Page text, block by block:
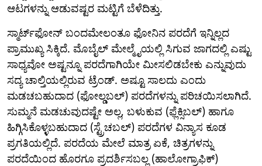
ಆಟಗಳನ್ನು ಆಡುವಷ್ಟರ ಮಟ್ಟಿಗೆ ಬೆಳೆದಿತ್ತು.
ಸ್ಮಾರ್ಟ್‌ಫೋನ್ ಬಂದಮೇಲಂತೂ ಫೋನಿನ ಪರದೆಗೆ ಇನ್ನಿಲ್ಲದ
ಪ್ರಾಮುಖ್ಯ ಸಿಕ್ಕಿದೆ. ಮೊಬೈಲ್ ಮೇಲ್ಮೈಯಲ್ಲಿ ಸಿಗುವ ಜಾಗದಲ್ಲಿ ಎಷ್ಟು
ಸಾಧ್ಯವೋ ಅಷ್ಟನ್ನೂ ಪರದೆಗಾಗಿಯೇ ಮೀಸಲಿಡಬೇಕು ಎನ್ನುವುದು
ಸದ್ಯ ಚಾಲ್ತಿಯಲ್ಲಿರುವ ಟ್ರೆಂಡ್. ಅಷ್ಟೂ ಸಾಲದು ಎಂದು
ಮಡಚಬಹುದಾದ (ಫೋಲ್ಡಬಲ್) ಪರದೆಗಳನ್ನು ಪರಿಚಯಿಸಲಾಗಿದೆ.
ಸುಮ್ಮನೆ ಮಡಚುವುದಷ್ಟೇ ಅಲ್ಲ, ಬಳುಕುವ (ಫ್ಲೆಕ್ಸಿಬಲ್) ಹಾಗೂ
ಹಿಗ್ಗಿಸಿಕೊಳ್ಳಬಹುದಾದ (ಸ್ಟ್ರೆಚಬಲ್) ಪರದೆಗಳ ವಿನ್ಯಾಸ ಕೂಡ
ಪ್ರಗತಿಯಲ್ಲಿದೆ. ಪರದೆಯ ಮೇಲೆ ಮಾತ್ರ ಏಕೆ, ಚಿತ್ರಗಳನ್ನು
ಪರದೆಯಿಂದ ಹೊರಗೂ ಪ್ರದರ್ಶಿಸಬಲ್ಲ (ಹಾಲೋಗ್ರಾಫಿಕ್)